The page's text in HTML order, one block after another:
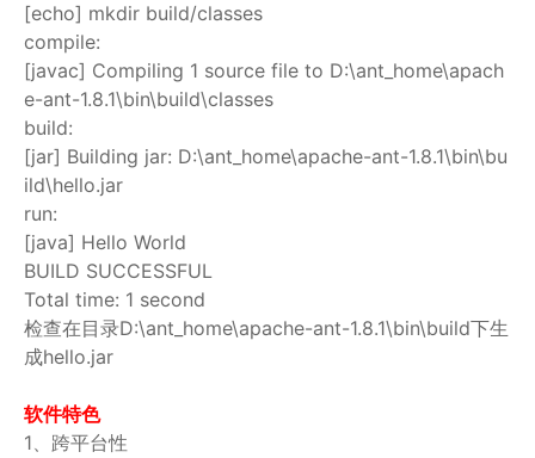
[echo] mkdir build/classes
compile:
[javac] Compiling 1 source file to D:\ant_home\apach
e-ant-1.8.1\bin\build\classes
build:
[jar] Building jar: D:\ant_home\apache-ant-1.8.1\bin\bu
ild\hello.jar
run:
[java] Hello World
BUILD SUCCESSFUL
Total time: 1 second
检查在目录D:\ant_home\apache-ant-1.8.1\bin\build下生
成hello.jar
软件特色
1、跨平台性